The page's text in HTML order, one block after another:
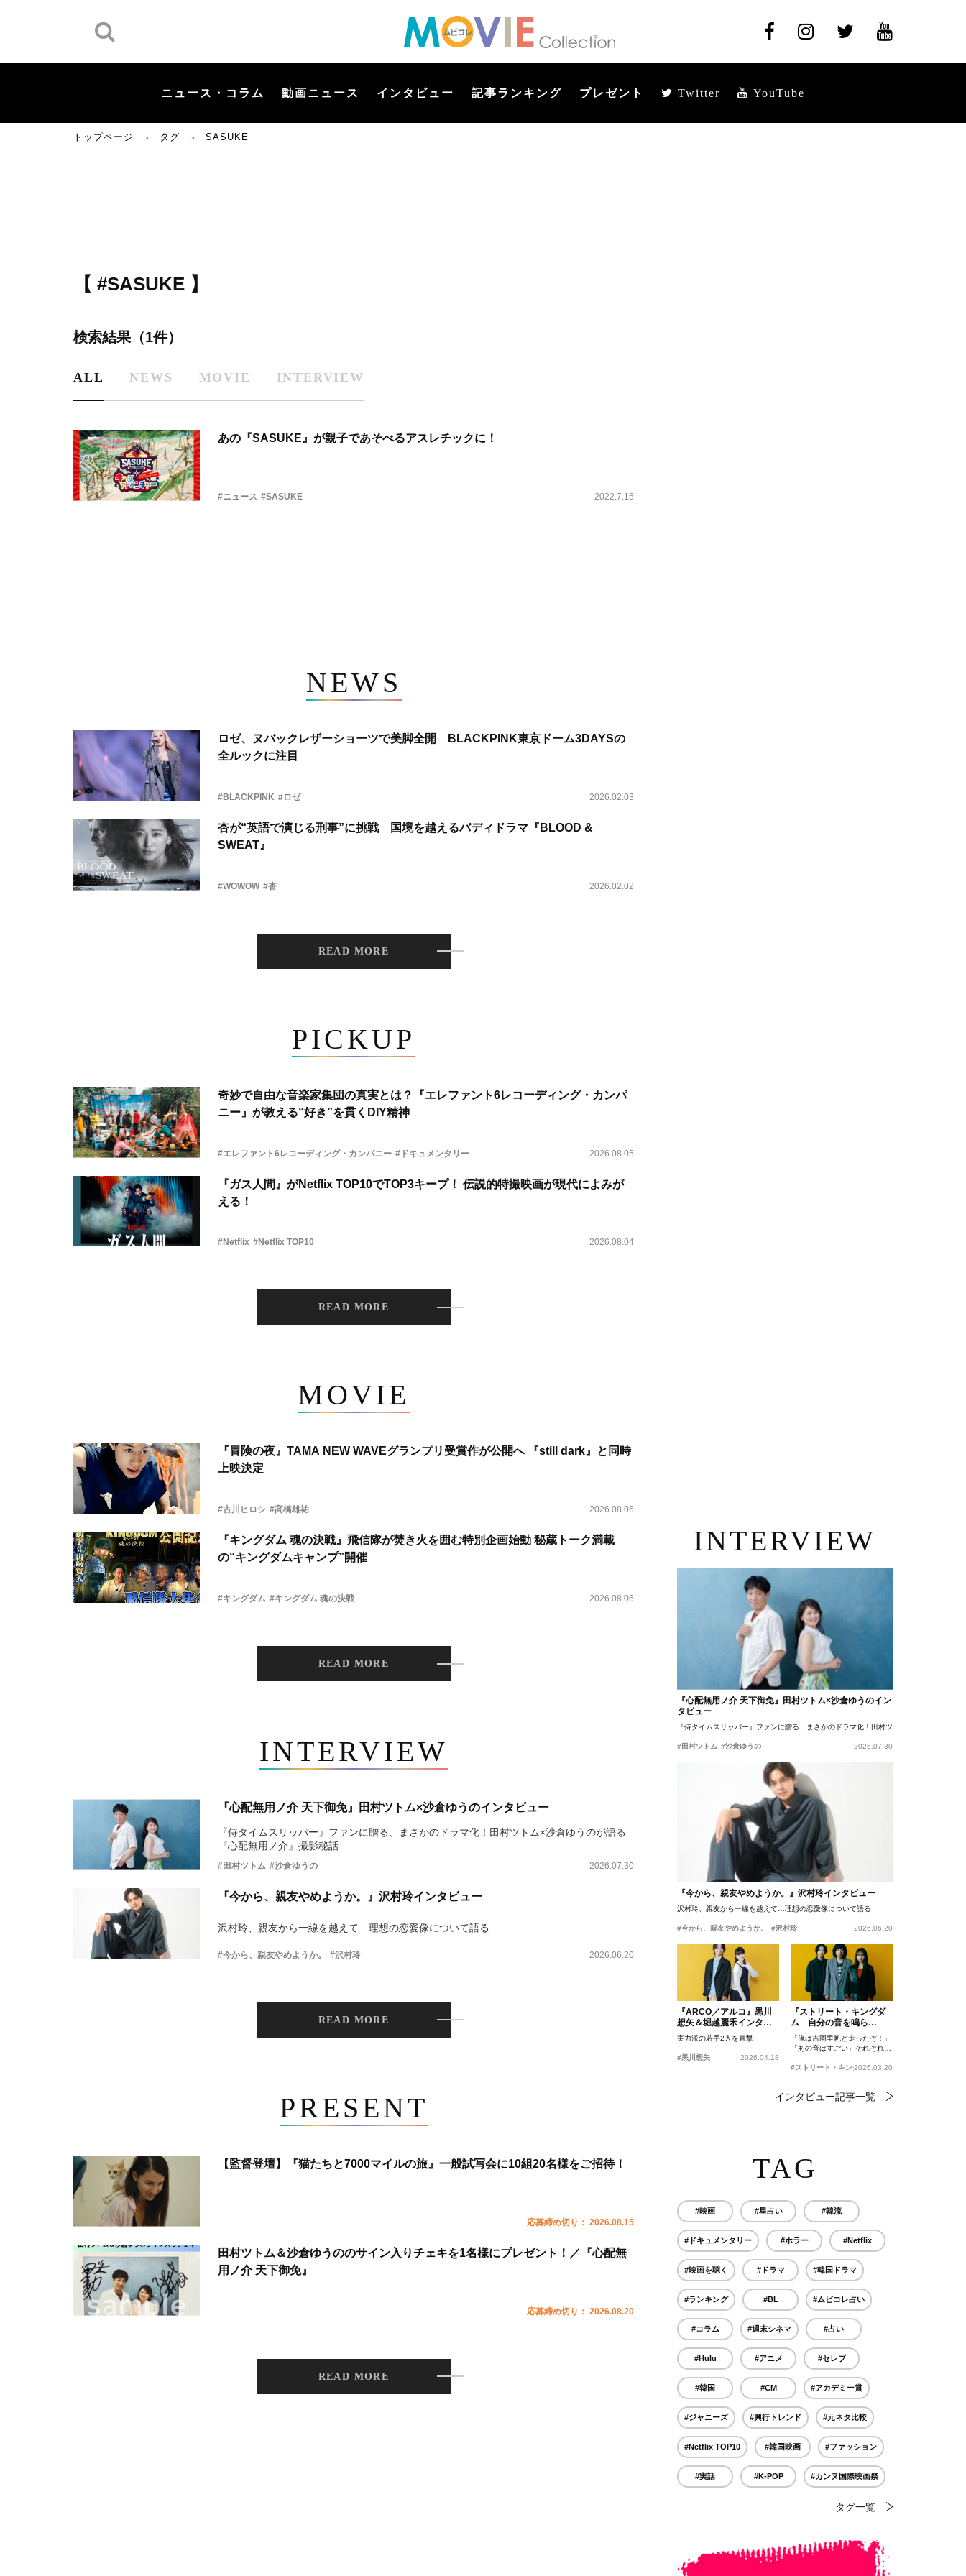
ニュース・コラム 動画ニュース インタビュー 記事ランキング プレゼント Twitter YouTube
トップページ ＞ タグ ＞ SASUKE
【 #SASUKE 】
検索結果（1件）
ALL NEWS MOVIE INTERVIEW
あの『SASUKE』が親子であそべるアスレチックに！
#ニュース #SASUKE 2022.7.15
NEWS
ロゼ、ヌバックレザーショーツで美脚全開 BLACKPINK東京ドーム3DAYSの
全ルックに注目
#BLACKPINK #ロゼ 2026.02.03
杏が“英語で演じる刑事”に挑戦 国境を越えるバディドラマ『BLOOD &
SWEAT』
#WOWOW #杏 2026.02.02
READ MORE
PICKUP
奇妙で自由な音楽家集団の真実とは？『エレファント6レコーディング・カンパ
ニー』が教える“好き”を貫くDIY精神
#エレファント6レコーディング・カンパニー #ドキュメンタリー 2026.08.05
『ガス人間』がNetflix TOP10でTOP3キープ！ 伝説的特撮映画が現代によみが
える！
#Netflix #Netflix TOP10 2026.08.04
READ MORE
MOVIE
『冒険の夜』TAMA NEW WAVEグランプリ受賞作が公開へ 『still dark』と同時
上映決定
#古川ヒロシ #髙橋雄祐 2026.08.06
『キングダム 魂の決戦』飛信隊が焚き火を囲む特別企画始動 秘蔵トーク満載
の“キングダムキャンプ”開催
#キングダム #キングダム 魂の決戦 2026.08.06
READ MORE
INTERVIEW
『心配無用ノ介 天下御免』田村ツトム×沙倉ゆうのインタビュー
『侍タイムスリッパー』ファンに贈る、まさかのドラマ化！田村ツトム×沙倉ゆうのが語る
『心配無用ノ介』撮影秘話
#田村ツトム #沙倉ゆうの 2026.07.30
『今から、親友やめようか。』沢村玲インタビュー
沢村玲、親友から一線を越えて…理想の恋愛像について語る
#今から、親友やめようか。 #沢村玲 2026.06.20
READ MORE
PRESENT
【監督登壇】『猫たちと7000マイルの旅』一般試写会に10組20名様をご招待！
応募締め切り： 2026.08.15
田村ツトム＆沙倉ゆうののサイン入りチェキを1名様にプレゼント！／『心配無
用ノ介 天下御免』
応募締め切り： 2026.08.20
READ MORE
INTERVIEW
『心配無用ノ介 天下御免』田村ツトム×沙倉ゆうのイン
タビュー
『侍タイムスリッパー』ファンに贈る、まさかのドラマ化！田村ツトム×沙倉ゆうのが語
#田村ツトム #沙倉ゆうの 2026.07.30
『今から、親友やめようか。』沢村玲インタビュー
沢村玲、親友から一線を越えて…理想の恋愛像について語る
#今から、親友やめようか。 #沢村玲 2026.06.20
『ARCO／アルコ』黒川
想矢＆堀越麗禾インタビ
ュー
実力派の若手2人を直撃
#黒川想矢 2026.04.18
『ストリート・キングダ
ム 自分の音を鳴ら
せ。』峯田和伸、若葉竜
也、吉岡里帆インタビュ
ー
「俺は吉岡里帆と走ったぞ！」
「あの音はすごい」それぞれの
#ストリート・キングダム 自分の音を鳴らせ。
2026.03.20
インタビュー記事一覧
TAG
#映画 #星占い #韓流
#ドキュメンタリー #ホラー #Netflix
#映画を聴く #ドラマ #韓国ドラマ
#ランキング #BL #ムビコレ占い
#コラム #週末シネマ #占い
#Hulu #アニメ #セレブ
#韓国 #CM #アカデミー賞
#ジャニーズ #興行トレンド #元ネタ比較
#Netflix TOP10 #韓国映画 #ファッション
#実話 #K-POP #カンヌ国際映画祭
タグ一覧